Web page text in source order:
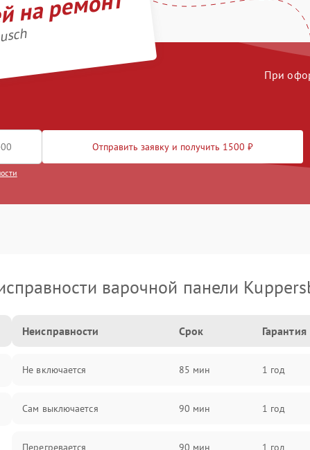
на ремонт
При
Отправить заявку и получить 1500 ₽
варочной панели
Неисправности Срок Гарантия
Не включается 85 мин 1 год
Сам выключается 90 мин 1 год
Перегревается 90 мин 1 год